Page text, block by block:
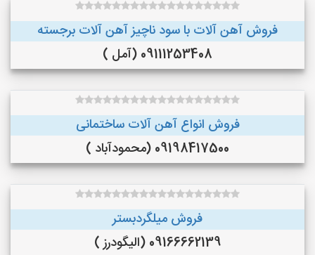
فروش آهن آلات با سود ناچیز آهن آلات برجسته
09111253408 (آمل )
فروش انواع آهن آلات ساختمانی
09198417500 (محمودآباد )
فروش میلگردبستر
09166662139 (الیگودرز )